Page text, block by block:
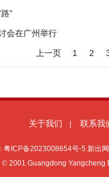
”
会在广州举行
上一页 1 2